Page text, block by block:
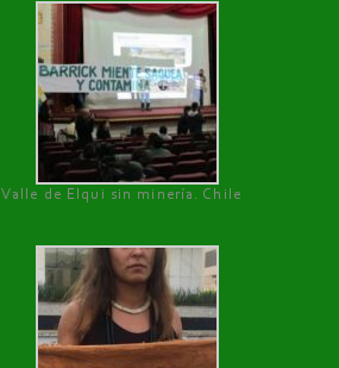
Valle de Elqui sin minería. Chile